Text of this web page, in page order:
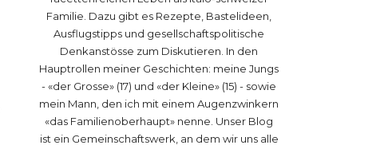
Familie. Dazu gibt es Rezepte, Bastelideen,
Ausflugstipps und gesellschaftspolitische
Denkanstösse zum Diskutieren. In den
Hauptrollen meiner Geschichten: meine Jungs
- «der Grosse» (17) und «der Kleine» (15) - sowie
mein Mann, den ich mit einem Augenzwinkern
«das Familienoberhaupt» nenne. Unser Blog
ist ein Gemeinschaftswerk, an dem wir uns alle